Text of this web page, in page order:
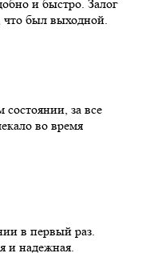
и быстро. Залог
что был выходной.
за все
во время
в первый раз.
и надежная.